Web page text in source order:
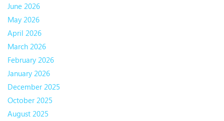
June 2026
May 2026
April 2026
March 2026
February 2026
January 2026
December 2025
October 2025
August 2025